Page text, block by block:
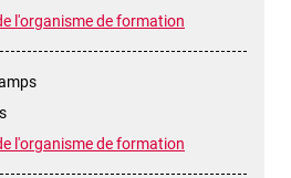
l'organisme de formation
l'organisme de formation